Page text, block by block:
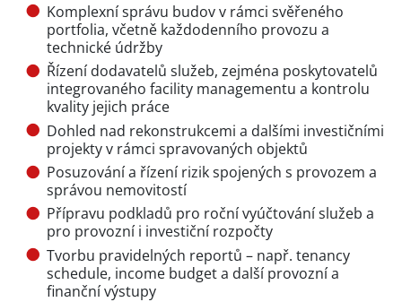
Komplexní správu budov v rámci svěřeného
portfolia, včetně každodenního provozu a
technické údržby
Řízení dodavatelů služeb, zejména poskytovatelů
integrovaného facility managementu a kontrolu
kvality jejich práce
Dohled nad rekonstrukcemi a dalšími investičními
projekty v rámci spravovaných objektů
Posuzování a řízení rizik spojených s provozem a
správou nemovitostí
Přípravu podkladů pro roční vyúčtování služeb a
pro provozní i investiční rozpočty
Tvorbu pravidelných reportů – např. tenancy
schedule, income budget a další provozní a
finanční výstupy